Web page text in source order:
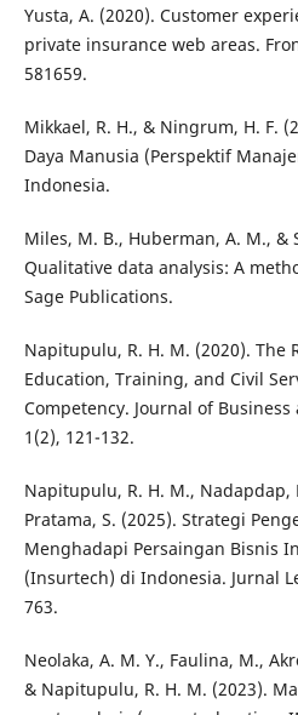
Yusta, A. (2020). Customer
private insurance web areas.
581659.
Mikkael, R. H., & Ningrum, H. F.
Daya Manusia (Perspektif
Indonesia.
Miles, M. B., Huberman, A. M., &
Qualitative data analysis: A
Sage Publications.
Napitupulu, R. H. M. (2020). The
Education, Training, and Civil
Competency. Journal of
1(2), 121-132.
Napitupulu, R. H. M., Nadapdap,
Pratama, S. (2025). Strategi
Menghadapi Persaingan Bisnis
(Insurtech) di Indonesia. Jurnal
763.
Neolaka, A. M. Y., Faulina, M.,
& Napitupulu, R. H. M. (2023).